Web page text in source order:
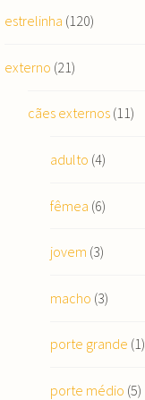
estrelinha (120)
externo (21)
cães externos(11)
adulto (4)
fêmea (6)
jovem (3)
macho (3)
porte grande (1)
porte médio (5)